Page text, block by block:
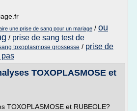
une prise de sang pour un mariage / ou
/ prise de sang test de
toxoplasmose grossesse / prise de
pas
TOXOPLASMOSE et
TOXOPLASMOSE et RUBEOLE?